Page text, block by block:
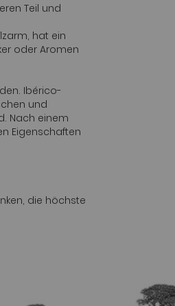
Teil und
hat ein
oder Aromen
Ibérico-
und
Nach einem
Eigenschaften
die höchste